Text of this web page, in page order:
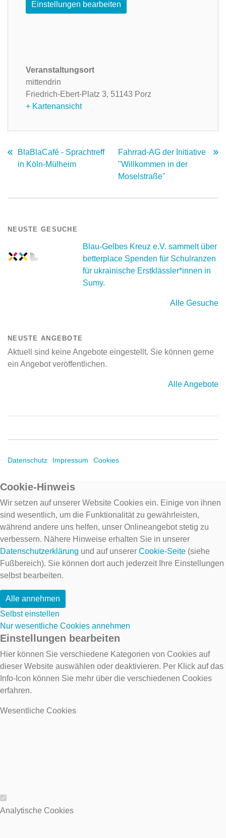
Einstellungen bearbeiten
Veranstaltungsort
mittendrin
Friedrich-Ebert-Platz 3, 51143 Porz
+ Kartenansicht
BlaBlaCafé - Sprachtreff
in Köln-Mülheim
Fahrrad-AG der Initiative
"Willkommen in der
Moselstraße"
NEUSTE GESUCHE
Blau-Gelbes Kreuz e.V. sammelt über
betterplace Spenden für Schulranzen
für ukrainische Erstklässler*innen in
Sumy.
Alle Gesuche
NEUSTE ANGEBOTE
Aktuell sind keine Angebote eingestellt. Sie können gerne
ein Angebot veröffentlichen.
Alle Angebote
Datenschutz Impressum Cookies
Cookie-Hinweis
Wir setzen auf unserer Website Cookies ein. Einige von ihnen
sind wesentlich, um die Funktionalität zu gewährleisten,
während andere uns helfen, unser Onlineangebot stetig zu
verbessern. Nähere Hinweise erhalten Sie in unserer
Datenschutzerklärung und auf unserer Cookie-Seite (siehe
Fußbereich). Sie können dort auch jederzeit Ihre Einstellungen
selbst bearbeiten.
Alle annehmen
Selbst einstellen
Nur wesentliche Cookies annehmen
Einstellungen bearbeiten
Hier können Sie verschiedene Kategorien von Cookies auf
dieser Website auswählen oder deaktivieren. Per Klick auf das
Info-Icon können Sie mehr über die verschiedenen Cookies
erfahren.
Wesentliche Cookies
Wesentliche Cookies
Analytische Cookies